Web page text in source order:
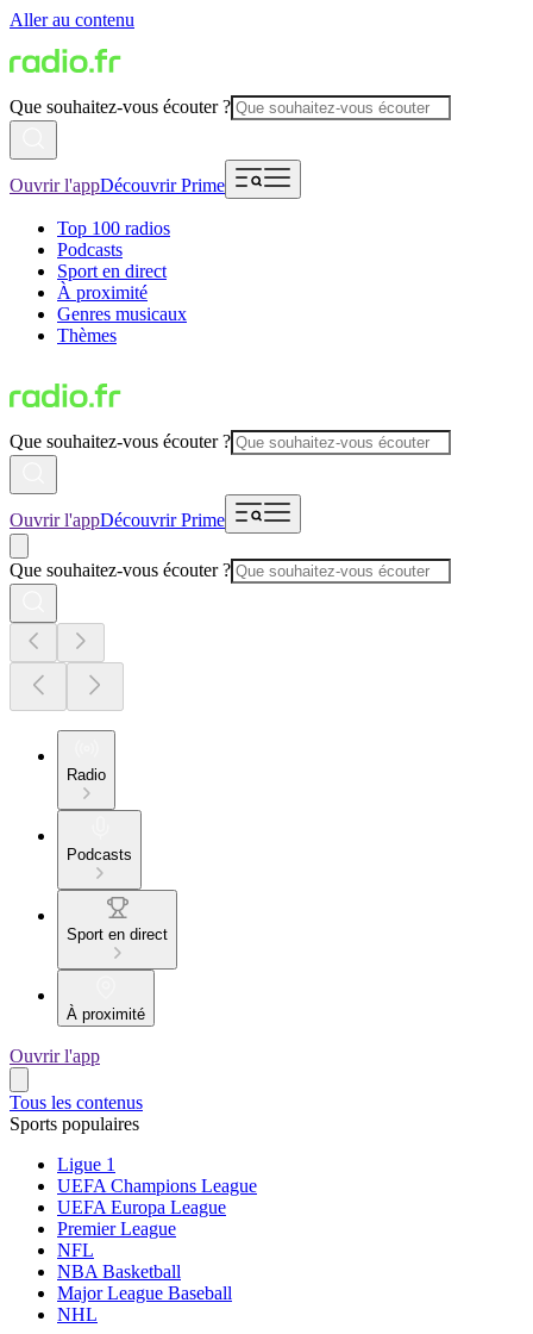
Aller au contenu
Que souhaitez-vous écouter ?
Ouvrir l'appDécouvrir Prime
Top 100 radios
Podcasts
Sport en direct
À proximité
Genres musicaux
Thèmes
Que souhaitez-vous écouter ?
Ouvrir l'appDécouvrir Prime
Que souhaitez-vous écouter ?
Radio
Podcasts
Sport en direct
À proximité
Ouvrir l'app
Tous les contenus
Sports populaires
Ligue 1
UEFA Champions League
UEFA Europa League
Premier League
NFL
NBA Basketball
Major League Baseball
NHL